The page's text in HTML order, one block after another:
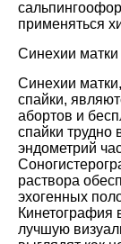
применяться
Синехии матки
Синехии
спайки,
абортов и
спайки трудно
эндометрий
раствора
эхогенных
Кинетография
лучшую